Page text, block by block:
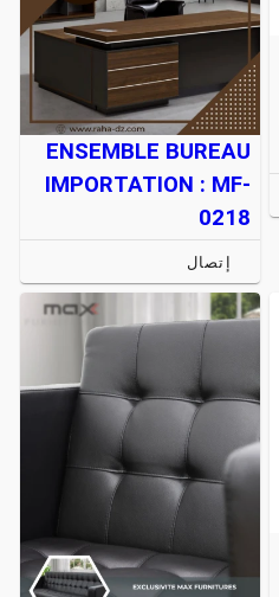
ENSEMBLE BUREAU
IMPORTATION : MF-
0218
إتصال